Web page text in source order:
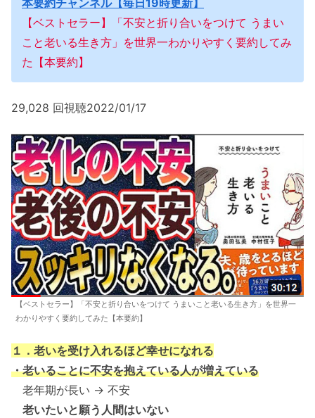
本要約チャンネル【毎日19時更新】
【ベストセラー】「不安と折り合いをつけて うまい
こと老いる生き方」を世界一わかりやすく要約してみ
た【本要約】
29,028 回視聴2022/01/17
【ベストセラー】「不安と折り合いをつけて うまいこと老いる生き方」を世界一
わかりやすく要約してみた【本要約】
１．老いを受け入れるほど幸せになれる
・老いることに不安を抱えている人が増えている
老年期が長い → 不安
老いたいと願う人間はいない